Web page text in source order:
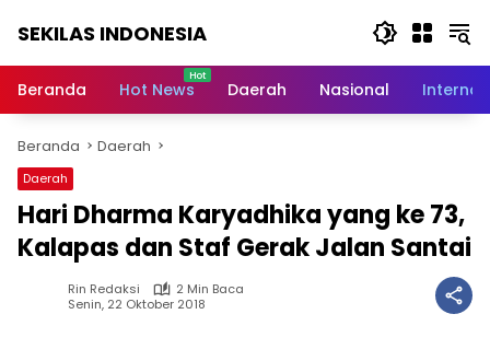
SEKILAS INDONESIA
Terkini,
Latest
World,
Headlines,
News
Today
Beranda Hot News Daerah Nasional
Beranda Daerah
Daerah
Hari Dharma Karyadhika yang ke 73,
Kalapas dan Staf Gerak Jalan Santai
Rin Redaksi
2 Min Baca
Senin, 22 Oktober 2018